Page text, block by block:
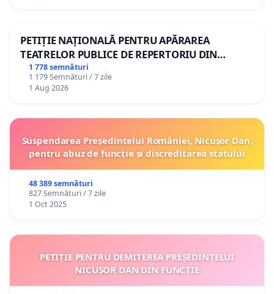
PETIȚIE NAȚIONALĂ PENTRU APĂRAREA
TEATRELOR PUBLICE DE REPERTORIU DIN
ROMÂNIA
1 778 semnături
1 179 Semnături / 7 zile
1 Aug 2026
Suspendarea Președintelui României, Nicușor Dan,
pentru abuz de funcție și discreditarea statului
48 389 semnături
827 Semnături / 7 zile
1 Oct 2025
PETIȚIE PENTRU DEMITEREA PREȘEDINTELUI
NICUȘOR DAN DIN FUNCȚIE